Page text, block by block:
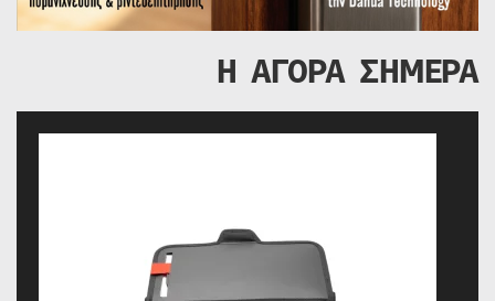
Η ΑΓΟΡΑ ΣΗΜΕΡΑ